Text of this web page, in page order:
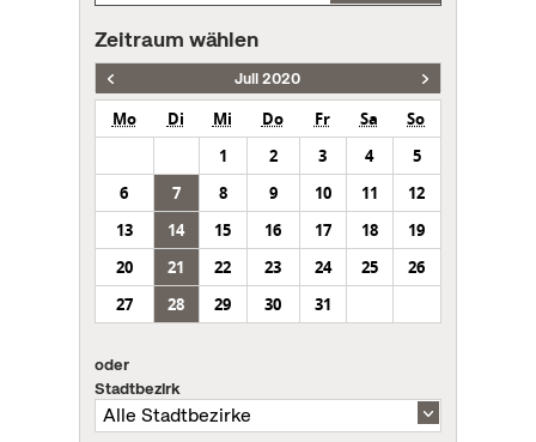
Zeitraum wählen
Juli 2020
Mo Di Mi Do Fr Sa
So
1
2 3 4
5
6
7 8 9 10 11
12
13
14 15 16 17 18
19
20
21 22 23 24 25
26
27
28 29 30 31
oder
Stadtbezirk